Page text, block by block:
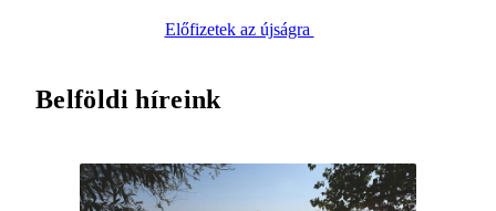
Előfizetek az újságra
Belföldi híreink